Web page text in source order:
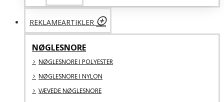
REKLAMEARTIKLER
NØGLESNORE
NØGLESNORE I POLYESTER
NØGLESNORE I NYLON
VÆVEDE NØGLESNORE